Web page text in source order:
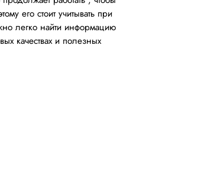
его стоит учитывать при
легко найти информацию
качествах и полезных